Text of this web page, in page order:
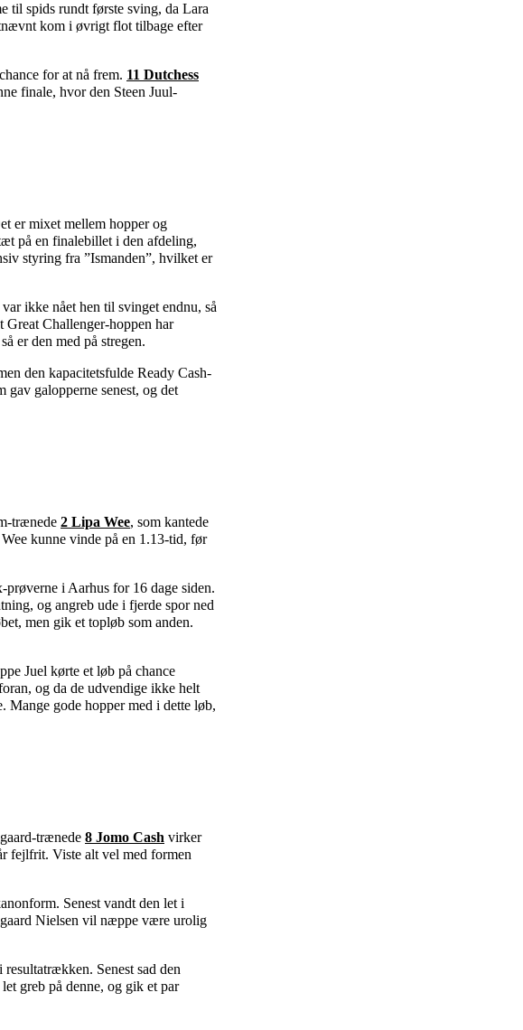
til spids rundt første sving, da Lara
kom i øvrigt flot tilbage efter
for at nå frem. 11 Dutchess
finale, hvor den Steen Juul-
er mixet mellem hopper og
på en finalebillet i den afdeling,
styring fra ”Ismanden”, hvilket er
ikke nået hen til svinget endnu, så
Great Challenger-hoppen har
er den med på stregen.
den kapacitetsfulde Ready Cash-
gav galopperne senest, og det
trænede 2 Lipa Wee, som kantede
kunne vinde på en 1.13-tid, før
i Aarhus for 16 dage siden.
og angreb ude i fjerde spor ned
men gik et topløb som anden.
Juel kørte et løb på chance
og da de udvendige ikke helt
Mange gode hopper med i dette løb,
trænede 8 Jomo Cash virker
fejlfrit. Viste alt vel med formen
Senest vandt den let i
Nielsen vil næppe være urolig
Senest sad den
greb på denne, og gik et par